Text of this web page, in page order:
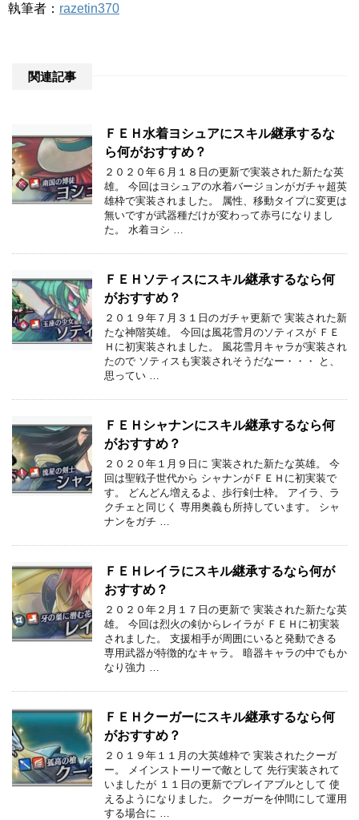
執筆者： razetin370
関連記事
ＦＥＨ水着ヨシュアにスキル継承するな
ら何がおすすめ？
２０２０年６月１８日の更新で実装された新たな英
雄。 今回はヨシュアの水着バージョンがガチャ超英
雄枠で実装されました。 属性、移動タイプに変更は
無いですが武器種だけが変わって赤弓になりまし
た。 水着ヨシ …
ＦＥＨソティスにスキル継承するなら何
がおすすめ？
２０１９年７月３１日のガチャ更新で 実装された新
たな神階英雄。 今回は風花雪月のソティスが ＦＥ
Ｈに初実装されました。 風花雪月キャラが実装され
たので ソティスも実装されそうだなー・・・ と、
思ってい …
ＦＥＨシャナンにスキル継承するなら何
がおすすめ？
２０２０年１月９日に 実装された新たな英雄。 今
回は聖戦子世代から シャナンがＦＥＨに初実装で
す。 どんどん増えるよ、歩行剣士枠。 アイラ、ラ
クチェと同じく 専用奥義も所持しています。 シャ
ナンをガチ …
ＦＥＨレイラにスキル継承するなら何が
おすすめ？
２０２０年２月１７日の更新で 実装された新たな英
雄。 今回は烈火の剣からレイラが ＦＥＨに初実装
されました。 支援相手が周囲にいると発動できる
専用武器が特徴的なキャラ。 暗器キャラの中でもか
なり強力 …
ＦＥＨクーガーにスキル継承するなら何
がおすすめ？
２０１９年１１月の大英雄枠で 実装されたクーガ
ー。 メインストーリーで敵として 先行実装されて
いましたが １１日の更新でプレイアブルとして 使
えるようになりました。 クーガーを仲間にして運用
する場合に …